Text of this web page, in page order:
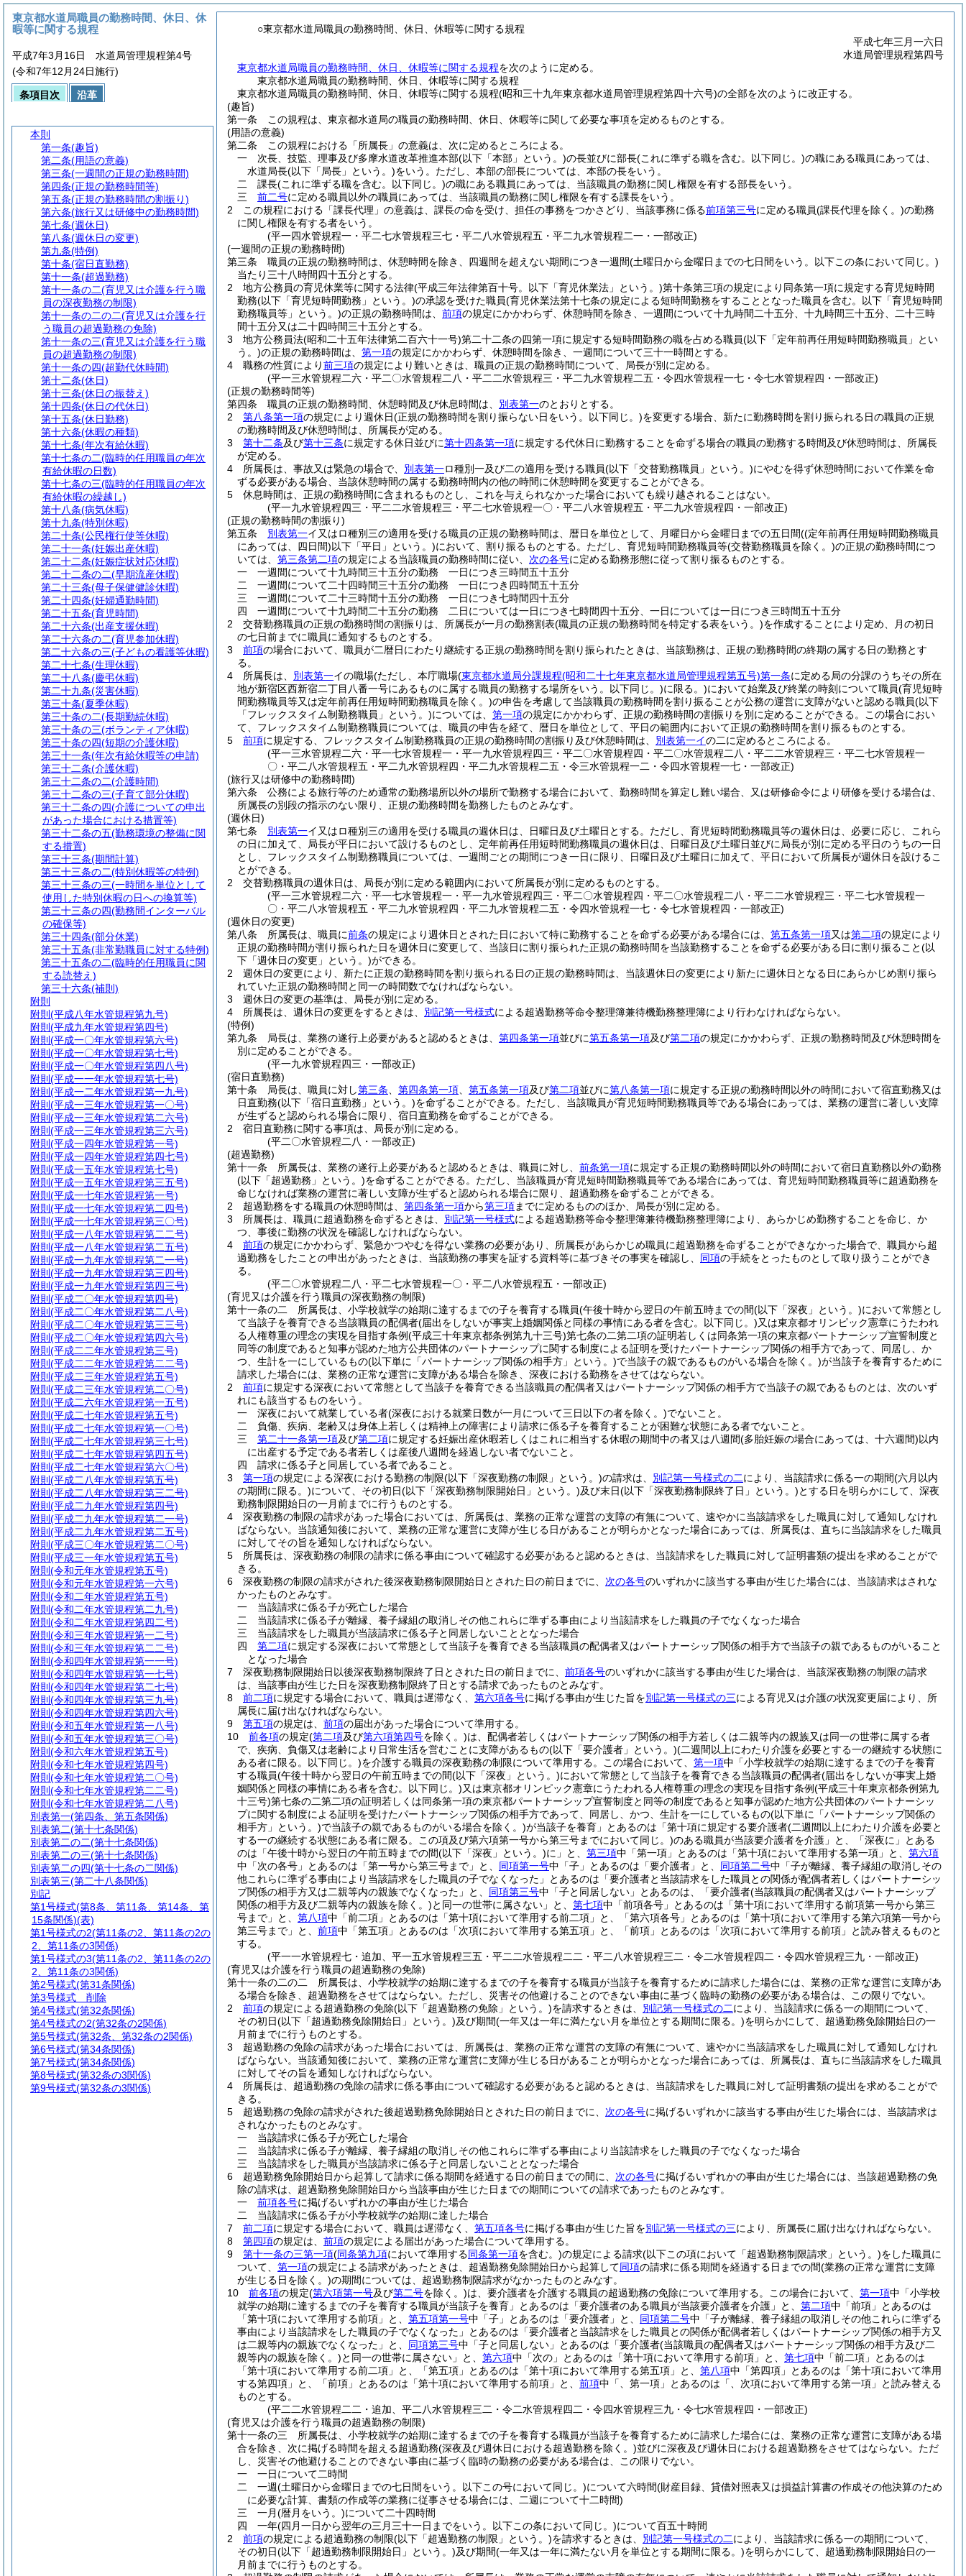
○東京都水道局職員の勤務時間、休日、休暇等に関する規程
平成七年三月一六日
水道局管理規程第四号
東京都水道局職員の勤務時間、休日、休暇等に関する規程を次のように定める。
東京都水道局職員の勤務時間、休日、休暇等に関する規程
東京都水道局職員の勤務時間、休日、休暇等に関する規程(昭和三十九年東京都水道局管理規程第四十六号)の全部を次のように改正する。
(趣旨)
第一条
この規程は、東京都水道局の職員の勤務時間、休日、休暇等に関して必要な事項を定めるものとする。
(用語の意義)
第二条
この規程における「所属長」の意義は、次に定めるところによる。
一
次長、技監、理事及び多摩水道改革推進本部(以下「本部」という。)の長並びに部長(これに準ずる職を含む。以下同じ。)の職にある職員にあっては、
水道局長(以下「局長」という。)をいう。 ただし、本部の部長については、本部の長をいう。
二
課長(これに準ずる職を含む。以下同じ。)の職にある職員にあっては、当該職員の勤務に関し権限を有する部長をいう。
三
前二号に定める職員以外の職員にあっては、当該職員の勤務に関し権限を有する課長をいう。
2
この規程における「課長代理」の意義は、課長の命を受け、担任の事務をつかさどり、当該事務に係る前項第三号に定める職員(課長代理を除く。)の勤務
に関し権限を有する者をいう。
(平一四水管規程一・平二七水管規程三七・平二八水管規程五・平二九水管規程二一・一部改正)
(一週間の正規の勤務時間)
第三条
職員の正規の勤務時間は、休憩時間を除き、四週間を超えない期間につき一週間(土曜日から金曜日までの七日間をいう。以下この条において同じ。)
当たり三十八時間四十五分とする。
2
地方公務員の育児休業等に関する法律(平成三年法律第百十号。以下「育児休業法」という。)第十条第三項の規定により同条第一項に規定する育児短時間
勤務(以下「育児短時間勤務」という。)の承認を受けた職員(育児休業法第十七条の規定による短時間勤務をすることとなった職員を含む。以下「育児短時間
勤務職員等」という。)の正規の勤務時間は、 前項の規定にかかわらず、休憩時間を除き、一週間について十九時間二十五分、十九時間三十五分、二十三時
間十五分又は二十四時間三十五分とする。
3
地方公務員法(昭和二十五年法律第二百六十一号)第二十二条の四第一項に規定する短時間勤務の職を占める職員(以下「定年前再任用短時間勤務職員」とい
う。)の正規の勤務時間は、 第一項の規定にかかわらず、休憩時間を除き、一週間について三十一時間とする。
4
職務の性質により前三項の規定により難いときは、職員の正規の勤務時間について、局長が別に定める。
(平一三水管規程二六・平二〇水管規程二八・平二二水管規程三・平二九水管規程二五・令四水管規程一七・令七水管規程四・一部改正)
(正規の勤務時間等)
第四条
職員の正規の勤務時間、休憩時間及び休息時間は、 別表第一のとおりとする。
2
第八条第一項の規定により週休日(正規の勤務時間を割り振らない日をいう。以下同じ。)を変更する場合、新たに勤務時間を割り振られる日の職員の正規
の勤務時間及び休憩時間は、所属長が定める。
3
第十二条及び第十三条に規定する休日並びに第十四条第一項に規定する代休日に勤務することを命ずる場合の職員の勤務する時間及び休憩時間は、所属長
が定める。
4
所属長は、事故又は緊急の場合で、 別表第一ロ種別一及び二の適用を受ける職員(以下「交替勤務職員」という。)にやむを得ず休憩時間において作業を命
ずる必要がある場合、当該休憩時間の属する勤務時間内の他の時間に休憩時間を変更することができる。
5
休息時間は、正規の勤務時間に含まれるものとし、これを与えられなかった場合においても繰り越されることはない。
(平一九水管規程四三・平二二水管規程三・平二七水管規程一〇・平二八水管規程五・平二九水管規程四・一部改正)
(正規の勤務時間の割振り)
第五条
別表第一イ又はロ種別三の適用を受ける職員の正規の勤務時間は、暦日を単位として、月曜日から金曜日までの五日間((定年前再任用短時間勤務職員
にあっては、四日間)以下「平日」という。)において、割り振るものとする。 ただし、育児短時間勤務職員等(交替勤務職員を除く。)の正規の勤務時間につ
いては、 第三条第二項の規定による当該職員の勤務時間に従い、 次の各号に定める勤務形態に従って割り振るものとする。
一
一週間について十九時間三十五分の勤務 一日につき三時間五十五分
二
一週間について二十四時間三十五分の勤務 一日につき四時間五十五分
三
一週間について二十三時間十五分の勤務 一日につき七時間四十五分
四
一週間について十九時間二十五分の勤務 二日については一日につき七時間四十五分、一日については一日につき三時間五十五分
2
交替勤務職員の正規の勤務時間の割振りは、所属長が一月の勤務割表(職員の正規の勤務時間を特定する表をいう。)を作成することにより定め、月の初日
の七日前までに職員に通知するものとする。
3
前項の場合において、職員が二暦日にわたり継続する正規の勤務時間を割り振られたときは、当該勤務は、正規の勤務時間の終期の属する日の勤務とす
る。
4
所属長は、 別表第一イの職場(ただし、本庁職場(東京都水道局分課規程(昭和二十七年東京都水道局管理規程第五号)第一条に定める局の分課のうちその所在
地が新宿区西新宿二丁目八番一号にあるものに属する職員の勤務する場所をいう。以下同じ。)に限る。)において始業及び終業の時刻について職員(育児短時
間勤務職員等又は定年前再任用短時間勤務職員を除く。)の申告を考慮して当該職員の勤務時間を割り振ることが公務の運営に支障がないと認める職員(以下
「フレックスタイム制勤務職員」という。)については、 第一項の規定にかかわらず、正規の勤務時間の割振りを別に定めることができる。
この場合におい
て、フレックスタイム制勤務職員については、職員の申告を経て、暦日を単位として、平日の範囲内において正規の勤務時間を割り振るものとする。
5
前項に規定する、フレックスタイム制勤務職員の正規の勤務時間の割振り及び休憩時間は、 別表第一イの二に定めるところによる。
(平一三水管規程二六・平一七水管規程一・平一九水管規程四三・平二〇水管規程四・平二〇水管規程二八・平二二水管規程三・平二七水管規程一
〇・平二八水管規程五・平二九水管規程四・平二九水管規程二五・令三水管規程一二・令四水管規程一七・一部改正)
(旅行又は研修中の勤務時間)
第六条
公務による旅行等のため通常の勤務場所以外の場所で勤務する場合において、勤務時間を算定し難い場合、又は研修命令により研修を受ける場合は、
所属長の別段の指示のない限り、正規の勤務時間を勤務したものとみなす。
(週休日)
第七条
別表第一イ又はロ種別三の適用を受ける職員の週休日は、日曜日及び土曜日とする。 ただし、育児短時間勤務職員等の週休日は、必要に応じ、これら
の日に加えて、局長が平日において設けるものとし、定年前再任用短時間勤務職員の週休日は、日曜日及び土曜日並びに局長が別に定める平日のうちの一日
とし、フレックスタイム制勤務職員については、一週間ごとの期間につき一日に限り、日曜日及び土曜日に加えて、平日において所属長が週休日を設けるこ
とができる。
2
交替勤務職員の週休日は、局長が別に定める範囲内において所属長が別に定めるものとする。
(平一三水管規程二六・平一七水管規程一・平一九水管規程四三・平二〇水管規程四・平二〇水管規程二八・平二二水管規程三・平二七水管規程一
〇・平二八水管規程五・平二九水管規程四・平二九水管規程二五・令四水管規程一七・令七水管規程四・一部改正)
(週休日の変更)
第八条
所属長は、職員に前条の規定により週休日とされた日において特に勤務することを命ずる必要がある場合には、 第五条第一項又は第二項の規定により
正規の勤務時間が割り振られた日を週休日に変更して、当該日に割り振られた正規の勤務時間を当該勤務することを命ずる必要がある日に割り振ること(以
下「週休日の変更」という。)ができる。
2
週休日の変更により、新たに正規の勤務時間を割り振られる日の正規の勤務時間は、当該週休日の変更により新たに週休日となる日にあらかじめ割り振ら
れていた正規の勤務時間と同一の時間数でなければならない。
3
週休日の変更の基準は、局長が別に定める。
4
所属長は、週休日の変更をするときは、 別記第一号様式による超過勤務等命令整理簿兼待機勤務整理簿により行わなければならない。
(特例)
第九条
局長は、業務の遂行上必要があると認めるときは、 第四条第一項並びに第五条第一項及び第二項の規定にかかわらず、正規の勤務時間及び休憩時間を
別に定めることができる。
(平一九水管規程四三・一部改正)
(宿日直勤務)
第十条
局長は、職員に対し第三条 第四条第一項 第五条第一項及び第二項並びに第八条第一項に規定する正規の勤務時間以外の時間において宿直勤務又は
日直勤務(以下「宿日直勤務」という。)を命ずることができる。 ただし、当該職員が育児短時間勤務職員等である場合にあっては、業務の運営に著しい支障
が生ずると認められる場合に限り、宿日直勤務を命ずることができる。
2
宿日直勤務に関する事項は、局長が別に定める。
(平二〇水管規程二八・一部改正)
(超過勤務)
第十一条
所属長は、業務の遂行上必要があると認めるときは、職員に対し、 前条第一項に規定する正規の勤務時間以外の時間において宿日直勤務以外の勤務
(以下「超過勤務」という。)を命ずることができる。 ただし、当該職員が育児短時間勤務職員等である場合にあっては、育児短時間勤務職員等に超過勤務を
命じなければ業務の運営に著しい支障が生ずると認められる場合に限り、超過勤務を命ずることができる。
2
超過勤務をする職員の休憩時間は、 第四条第一項から第三項までに定めるもののほか、局長が別に定める。
3
所属長は、職員に超過勤務を命ずるときは、 別記第一号様式による超過勤務等命令整理簿兼待機勤務整理簿により、あらかじめ勤務することを命じ、か
つ、事後に勤務の状況を確認しなければならない。
4
前項の規定にかかわらず、緊急かつやむを得ない業務の必要があり、所属長があらかじめ職員に超過勤務を命ずることができなかった場合で、職員から超
過勤務をしたことの申出があったときは、当該勤務の事実を証する資料等に基づきその事実を確認し、 同項の手続をとったものとして取り扱うことができ
る。
(平二〇水管規程二八・平二七水管規程一〇・平二八水管規程五・一部改正)
(育児又は介護を行う職員の深夜勤務の制限)
第十一条の二
所属長は、小学校就学の始期に達するまでの子を養育する職員(午後十時から翌日の午前五時までの間(以下「深夜」という。)において常態とし
て当該子を養育できる当該職員の配偶者(届出をしないが事実上婚姻関係と同様の事情にある者を含む。以下同じ。)又は東京都オリンピック憲章にうたわれ
る人権尊重の理念の実現を目指す条例(平成三十年東京都条例第九十三号)第七条の二第二項の証明若しくは同条第一項の東京都パートナーシップ宣誓制度と
同等の制度であると知事が認めた地方公共団体のパートナーシップに関する制度による証明を受けたパートナーシップ関係の相手方であって、同居し、か
つ、生計を一にしているもの(以下単に「パートナーシップ関係の相手方」という。)で当該子の親であるものがいる場合を除く。)が当該子を養育するために
請求した場合には、業務の正常な運営に支障がある場合を除き、深夜における勤務をさせてはならない。
2
前項に規定する深夜において常態として当該子を養育できる当該職員の配偶者又はパートナーシップ関係の相手方で当該子の親であるものとは、次のいず
れにも該当するものをいう。
一
深夜において就業している者(深夜における就業日数が一月について三日以下の者を除く。)でないこと。
二
負傷、疾病、老齢又は身体上若しくは精神上の障害により請求に係る子を養育することが困難な状態にある者でないこと。
三
第二十一条第一項及び第二項に規定する妊娠出産休暇若しくはこれに相当する休暇の期間中の者又は八週間(多胎妊娠の場合にあっては、十六週間)以内
に出産する予定である者若しくは産後八週間を経過しない者でないこと。
四
請求に係る子と同居している者であること。
3
第一項の規定による深夜における勤務の制限(以下「深夜勤務の制限」という。)の請求は、 別記第一号様式の二により、当該請求に係る一の期間(六月以内
の期間に限る。)について、その初日(以下「深夜勤務制限開始日」という。)及び末日(以下「深夜勤務制限終了日」という。)とする日を明らかにして、深夜
勤務制限開始日の一月前までに行うものとする。
4
深夜勤務の制限の請求があった場合においては、所属長は、業務の正常な運営の支障の有無について、速やかに当該請求をした職員に対して通知しなけれ
ばならない。 当該通知後において、業務の正常な運営に支障が生じる日があることが明らかとなった場合にあっては、所属長は、直ちに当該請求をした職員
に対してその旨を通知しなければならない。
5
所属長は、深夜勤務の制限の請求に係る事由について確認する必要があると認めるときは、当該請求をした職員に対して証明書類の提出を求めることがで
きる。
6
深夜勤務の制限の請求がされた後深夜勤務制限開始日とされた日の前日までに、 次の各号のいずれかに該当する事由が生じた場合には、当該請求はされな
かったものとみなす。
一
当該請求に係る子が死亡した場合
二
当該請求に係る子が離縁、養子縁組の取消しその他これらに準ずる事由により当該請求をした職員の子でなくなった場合
三
当該請求をした職員が当該請求に係る子と同居しないこととなった場合
四
第二項に規定する深夜において常態として当該子を養育できる当該職員の配偶者又はパートナーシップ関係の相手方で当該子の親であるものがいること
となった場合
7
深夜勤務制限開始日以後深夜勤務制限終了日とされた日の前日までに、 前項各号のいずれかに該当する事由が生じた場合は、当該深夜勤務の制限の請求
は、当該事由が生じた日を深夜勤務制限終了日とする請求であったものとみなす。
8
前二項に規定する場合において、職員は遅滞なく、 第六項各号に掲げる事由が生じた旨を別記第一号様式の三による育児又は介護の状況変更届により、所
属長に届け出なければならない。
9
第五項の規定は、 前項の届出があった場合について準用する。
10
前各項の規定(第二項及び第六項第四号を除く。)は、配偶者若しくはパートナーシップ関係の相手方若しくは二親等内の親族又は同一の世帯に属する者
で、疾病、負傷又は老齢により日常生活を営むことに支障があるもの(以下「要介護者」という。)(二週間以上にわたり介護を必要とする一の継続する状態に
ある者に限る。以下同じ。)を介護する職員の深夜勤務の制限について準用する。 この場合において、 第一項中「小学校就学の始期に達するまでの子を養育
する職員(午後十時から翌日の午前五時までの間(以下「深夜」という。)において常態として当該子を養育できる当該職員の配偶者(届出をしないが事実上婚
姻関係と同様の事情にある者を含む。以下同じ。)又は東京都オリンピック憲章にうたわれる人権尊重の理念の実現を目指す条例(平成三十年東京都条例第九
十三号)第七条の二第二項の証明若しくは同条第一項の東京都パートナーシップ宣誓制度と同等の制度であると知事が認めた地方公共団体のパートナーシッ
プに関する制度による証明を受けたパートナーシップ関係の相手方であって、同居し、かつ、生計を一にしているもの(以下単に「パートナーシップ関係の
相手方」という。)で当該子の親であるものがいる場合を除く。)が当該子を養育」とあるのは「第十項に規定する要介護者(二週間以上にわたり介護を必要と
する一の継続する状態にある者に限る。この項及び第六項第一号から第三号までにおいて同じ。)のある職員が当該要介護者を介護」と、「深夜に」とある
のは「午後十時から翌日の午前五時までの間(以下「深夜」という。)に」と、 第三項中「第一項」とあるのは「第十項において準用する第一項」と、 第六項
中「次の各号」とあるのは「第一号から第三号まで」と、 同項第一号中「子」とあるのは「要介護者」と、 同項第二号中「子が離縁、養子縁組の取消しその
他これらに準ずる事由により当該請求をした職員の子でなくなった」とあるのは「要介護者と当該請求をした職員との関係が配偶者若しくはパートナーシッ
プ関係の相手方又は二親等内の親族でなくなった」と、 同項第三号中「子と同居しない」とあるのは、「要介護者(当該職員の配偶者又はパートナーシップ
関係の相手方及び二親等内の親族を除く。)と同一の世帯に属さない」と、 第七項中「前項各号」とあるのは「第十項において準用する前項第一号から第三
号まで」と、 第八項中「前二項」とあるのは「第十項において準用する前二項」と、「第六項各号」とあるのは「第十項において準用する第六項第一号から
第三号まで」と、 前項中「第五項」とあるのは「次項において準用する第五項」と、「前項」とあるのは「次項において準用する前項」と読み替えるものと
する。
(平一一水管規程七・追加、平一五水管規程三五・平二二水管規程二二・平二八水管規程三二・令二水管規程四二・令四水管規程三九・一部改正)
(育児又は介護を行う職員の超過勤務の免除)
第十一条の二の二
所属長は、小学校就学の始期に達するまでの子を養育する職員が当該子を養育するために請求した場合には、業務の正常な運営に支障があ
る場合を除き、超過勤務をさせてはならない。 ただし、災害その他避けることのできない事由に基づく臨時の勤務の必要がある場合は、この限りでない。
2
前項の規定による超過勤務の免除(以下「超過勤務の免除」という。)を請求するときは、 別記第一号様式の二により、当該請求に係る一の期間について、
その初日(以下「超過勤務免除開始日」という。)及び期間(一年又は一年に満たない月を単位とする期間に限る。)を明らかにして、超過勤務免除開始日の一
月前までに行うものとする。
3
超過勤務の免除の請求があった場合においては、所属長は、業務の正常な運営の支障の有無について、速やかに当該請求をした職員に対して通知しなけれ
ばならない。 当該通知後において、業務の正常な運営に支障が生じる日があることが明らかとなった場合にあっては、所属長は、直ちに当該請求をした職員
に対してその旨を通知しなければならない。
4
所属長は、超過勤務の免除の請求に係る事由について確認する必要があると認めるときは、当該請求をした職員に対して証明書類の提出を求めることがで
きる。
5
超過勤務の免除の請求がされた後超過勤務免除開始日とされた日の前日までに、 次の各号に掲げるいずれかに該当する事由が生じた場合には、当該請求は
されなかったものとみなす。
一
当該請求に係る子が死亡した場合
二
当該請求に係る子が離縁、養子縁組の取消しその他これらに準ずる事由により当該請求をした職員の子でなくなった場合
三
当該請求をした職員が当該請求に係る子と同居しないこととなった場合
6
超過勤務免除開始日から起算して請求に係る期間を経過する日の前日までの間に、 次の各号に掲げるいずれかの事由が生じた場合には、当該超過勤務の免
除の請求は、超過勤務免除開始日から当該事由が生じた日までの期間についての請求であったものとみなす。
一
前項各号に掲げるいずれかの事由が生じた場合
二
当該請求に係る子が小学校就学の始期に達した場合
7
前二項に規定する場合において、職員は遅滞なく、 第五項各号に掲げる事由が生じた旨を別記第一号様式の三により、所属長に届け出なければならない。
8
第四項の規定は、 前項の規定による届出があった場合について準用する。
9
第十一条の三第一項(同条第九項において準用する同条第一項を含む。)の規定による請求(以下この項において「超過勤務制限請求」という。)をした職員に
ついて、 第一項の規定による請求があったときは、超過勤務免除開始日から起算して同項の請求に係る期間を経過する日までの間(業務の正常な運営に支障
が生じる日を除く。)の期間については、超過勤務制限請求がなかったものとみなす。
10
前各項の規定(第六項第一号及び第二号を除く。)は、要介護者を介護する職員の超過勤務の免除について準用する。 この場合において、 第一項中「小学校
就学の始期に達するまでの子を養育する職員が当該子を養育」とあるのは「要介護者のある職員が当該要介護者を介護」と、 第二項中「前項」とあるのは
「第十項において準用する前項」と、 第五項第一号中「子」とあるのは「要介護者」と、 同項第二号中「子が離縁、養子縁組の取消しその他これらに準ずる
事由により当該請求をした職員の子でなくなった」とあるのは「要介護者と当該請求をした職員との関係が配偶者若しくはパートナーシップ関係の相手方又
は二親等内の親族でなくなった」と、 同項第三号中「子と同居しない」とあるのは「要介護者(当該職員の配偶者又はパートナーシップ関係の相手方及び二
親等内の親族を除く。)と同一の世帯に属さない」と、 第六項中「次の」とあるのは「第十項において準用する前項」と、 第七項中「前二項」とあるのは
「第十項において準用する前二項」と、「第五項」とあるのは「第十項において準用する第五項」と、 第八項中「第四項」とあるのは「第十項において準用
する第四項」と、「前項」とあるのは「第十項において準用する前項」と、 前項中「、第一項」とあるのは「、次項において準用する第一項」と読み替える
ものとする。
(平二二水管規程二二・追加、平二八水管規程三二・令二水管規程四二・令四水管規程三九・令七水管規程四・一部改正)
(育児又は介護を行う職員の超過勤務の制限)
第十一条の三
所属長は、小学校就学の始期に達するまでの子を養育する職員が当該子を養育するために請求した場合には、業務の正常な運営に支障がある場
合を除き、次に掲げる時間を超える超過勤務(深夜及び週休日における超過勤務を除く。)並びに深夜及び週休日における超過勤務をさせてはならない。 ただ
し、災害その他避けることのできない事由に基づく臨時の勤務の必要がある場合は、この限りでない。
一
一日について二時間
二
一週(土曜日から金曜日までの七日間をいう。以下この号において同じ。)について六時間(財産目録、貸借対照表又は損益計算書の作成その他決算のため
に必要な計算、書類の作成等の業務に従事させる場合には、二週について十二時間)
三
一月(暦月をいう。)について二十四時間
四
一年(四月一日から翌年の三月三十一日までをいう。以下この条において同じ。)について百五十時間
2
前項の規定による超過勤務の制限(以下「超過勤務の制限」という。)を請求するときは、 別記第一号様式の二により、当該請求に係る一の期間について、
その初日(以下「超過勤務制限開始日」という。)及び期間(一年又は一年に満たない月を単位とする期間に限る。)を明らかにして、超過勤務制限開始日の一
月前までに行うものとする。
東京都水道局職員の勤務時間、休日、休
暇等に関する規程
平成7年3月16日 水道局管理規程第4号
(令和7年12月24日施行)
条項目次 沿革
本則
第一条(趣旨)
第二条(用語の意義)
第三条(一週間の正規の勤務時間)
第四条(正規の勤務時間等)
第五条(正規の勤務時間の割振り)
第六条(旅行又は研修中の勤務時間)
第七条(週休日)
第八条(週休日の変更)
第九条(特例)
第十条(宿日直勤務)
第十一条(超過勤務)
第十一条の二(育児又は介護を行う職
員の深夜勤務の制限)
第十一条の二の二(育児又は介護を行
う職員の超過勤務の免除)
第十一条の三(育児又は介護を行う職
員の超過勤務の制限)
第十一条の四(超勤代休時間)
第十二条(休日)
第十三条(休日の振替え)
第十四条(休日の代休日)
第十五条(休日勤務)
第十六条(休暇の種類)
第十七条(年次有給休暇)
第十七条の二(臨時的任用職員の年次
有給休暇の日数)
第十七条の三(臨時的任用職員の年次
有給休暇の繰越し)
第十八条(病気休暇)
第十九条(特別休暇)
第二十条(公民権行使等休暇)
第二十一条(妊娠出産休暇)
第二十二条(妊娠症状対応休暇)
第二十二条の二(早期流産休暇)
第二十三条(母子保健健診休暇)
第二十四条(妊婦通勤時間)
第二十五条(育児時間)
第二十六条(出産支援休暇)
第二十六条の二(育児参加休暇)
第二十六条の三(子どもの看護等休暇)
第二十七条(生理休暇)
第二十八条(慶弔休暇)
第二十九条(災害休暇)
第三十条(夏季休暇)
第三十条の二(長期勤続休暇)
第三十条の三(ボランティア休暇)
第三十条の四(短期の介護休暇)
第三十一条(年次有給休暇等の申請)
第三十二条(介護休暇)
第三十二条の二(介護時間)
第三十二条の三(子育て部分休暇)
第三十二条の四(介護についての申出
があった場合における措置等)
第三十二条の五(勤務環境の整備に関
する措置)
第三十三条(期間計算)
第三十三条の二(特別休暇等の特例)
第三十三条の三(一時間を単位として
使用した特別休暇の日への換算等)
第三十三条の四(勤務間インターバル
の確保等)
第三十四条(部分休業)
第三十五条(非常勤職員に対する特例)
第三十五条の二(臨時的任用職員に関
する読替え)
第三十六条(補則)
附則
附則 (平成八年水管規程第九号)
附則 (平成九年水管規程第四号)
附則 (平成一〇年水管規程第六号)
附則 (平成一〇年水管規程第七号)
附則 (平成一〇年水管規程第四八号)
附則 (平成一一年水管規程第七号)
附則 (平成一二年水管規程第一九号)
附則 (平成一三年水管規程第一〇号)
附則 (平成一三年水管規程第二六号)
附則 (平成一三年水管規程第三六号)
附則 (平成一四年水管規程第一号)
附則 (平成一四年水管規程第四七号)
附則 (平成一五年水管規程第七号)
附則 (平成一五年水管規程第三五号)
附則 (平成一七年水管規程第一号)
附則 (平成一七年水管規程第二四号)
附則 (平成一七年水管規程第三〇号)
附則 (平成一八年水管規程第二二号)
附則 (平成一八年水管規程第二五号)
附則 (平成一九年水管規程第二一号)
附則 (平成一九年水管規程第三四号)
附則 (平成一九年水管規程第四三号)
附則 (平成二〇年水管規程第四号)
附則 (平成二〇年水管規程第二八号)
附則 (平成二〇年水管規程第三三号)
附則 (平成二〇年水管規程第四六号)
附則 (平成二二年水管規程第三号)
附則 (平成二二年水管規程第二二号)
附則 (平成二三年水管規程第五号)
附則 (平成二三年水管規程第二〇号)
附則 (平成二六年水管規程第一五号)
附則 (平成二七年水管規程第五号)
附則 (平成二七年水管規程第一〇号)
附則 (平成二七年水管規程第三七号)
附則 (平成二七年水管規程第四五号)
附則 (平成二七年水管規程第六〇号)
附則 (平成二八年水管規程第五号)
附則 (平成二八年水管規程第三二号)
附則 (平成二九年水管規程第四号)
附則 (平成二九年水管規程第二一号)
附則 (平成二九年水管規程第二五号)
附則 (平成三〇年水管規程第二〇号)
附則 (平成三一年水管規程第五号)
附則 (令和元年水管規程第五号)
附則 (令和元年水管規程第一六号)
附則 (令和二年水管規程第五号)
附則 (令和二年水管規程第二九号)
附則 (令和二年水管規程第四二号)
附則 (令和三年水管規程第一二号)
附則 (令和三年水管規程第二二号)
附則 (令和四年水管規程第一一号)
附則 (令和四年水管規程第一七号)
附則 (令和四年水管規程第二七号)
附則 (令和四年水管規程第三九号)
附則 (令和四年水管規程第四六号)
附則 (令和五年水管規程第一八号)
附則 (令和五年水管規程第三〇号)
附則 (令和六年水管規程第五号)
附則 (令和七年水管規程第四号)
附則 (令和七年水管規程第二〇号)
附則 (令和七年水管規程第二二号)
附則 (令和七年水管規程第二八号)
別表第一(第四条、第五条関係)
別表第二(第十七条関係)
別表第二の二(第十七条関係)
別表第二の三(第十七条関係)
別表第二の四(第十七条の二関係)
別表第三(第二十八条関係)
別記
第1号様式(第8条、第11条、第14条、第
15条関係)(表)
第1号様式の2(第11条の2、第11条の2の
2、第11条の3関係)
第1号様式の3(第11条の2、第11条の2の
2、第11条の3関係)
第2号様式(第31条関係)
第3号様式 削除
第4号様式(第32条関係)
第4号様式の2(第32条の2関係)
第5号様式(第32条、第32条の2関係)
第6号様式(第34条関係)
第7号様式(第34条関係)
第8号様式(第32条の3関係)
第9号様式(第32条の3関係)